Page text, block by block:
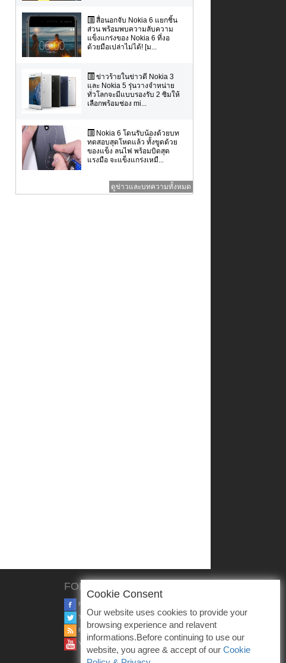
สื่อนอกจับ Nokia 6 แยกชิ้น
ส่วน พร้อมพบความลับความ
แข็งแกร่งของ Nokia 6 ที่งอ
ด้วยมือเปล่าไม่ได้! [ม...
ข่าวร้ายในข่าวดี Nokia 3
และ Nokia 5 รุ่นวางจำหน่าย
ทั่วโลกจะมีแบบรองรับ 2 ซิมให้
เลือกพร้อมช่อง mi...
Nokia 6 โดนรับน้องด้วยบท
ทดสอบสุดโหดแล้ว ทั้งขูดด้วย
ของแข็ง ลนไฟ พร้อมบิดสุด
แรงมือ จะแข็งแกร่งเหมื...
ดูข่าวและบทความทั้งหมด
FOLLOW US
FACEBOOK
TWITTER
RSS
YOUTUBE
Cookie Consent
Our website uses cookies to provide your
browsing experience and relavent
informations.Before continuing to use our
website, you agree & accept of our Cookie